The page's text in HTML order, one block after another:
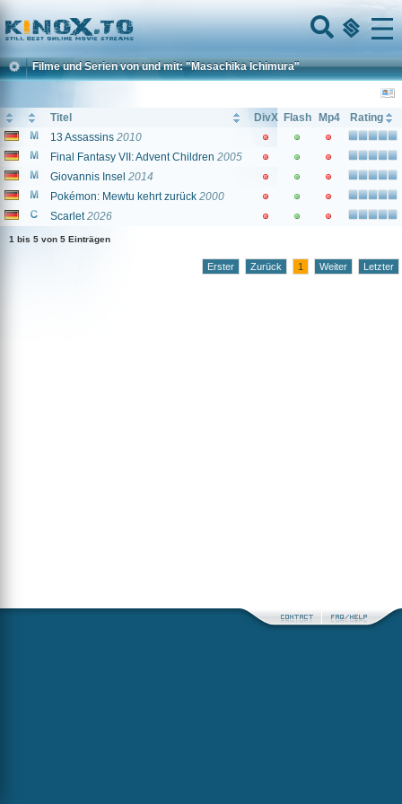
Home
Menu
Filme und Serien von und mit: "Masachika Ichimura"
Titel DivX Flash Mp4
Rating
13 Assassins 2010
Final Fantasy VII: Advent Children 2005
Giovannis Insel 2014
Pokémon: Mewtu kehrt zurück 2000
Scarlet 2026
1 bis 5 von 5 Einträgen
Erster Zurück 1 Weiter Letzter